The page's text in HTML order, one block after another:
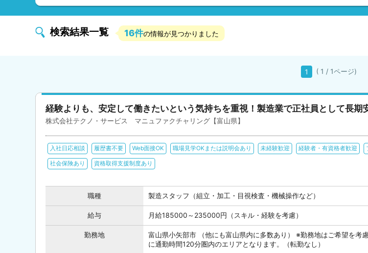
検索結果一覧 16件の情報が見つかりました
1 ( 1 / 1ページ)
経験よりも、安定して働きたいという気持ちを重視！製造業で正社員として長期
株式会社テクノ・サービス マニュファクチャリング【富山県】
入社日応相談 履歴書不要 Web面接OK 職場見学OKまたは説明会あり 未経験歓迎 経験者・有資格者歓迎
社会保険あり 資格取得支援制度あり
職種 製造スタッフ（組立・加工・目視検査・機械操作など）
給与 月給185000～235000円（スキル・経験を考慮）
勤務地
富山県小矢部市 （他にも富山県内に多数あり） ※勤務地はご希望を考
に通勤時間120分圏内のエリアとなります。（転勤なし）